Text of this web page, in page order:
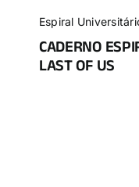
Espiral
CADERNO
LAST OF US